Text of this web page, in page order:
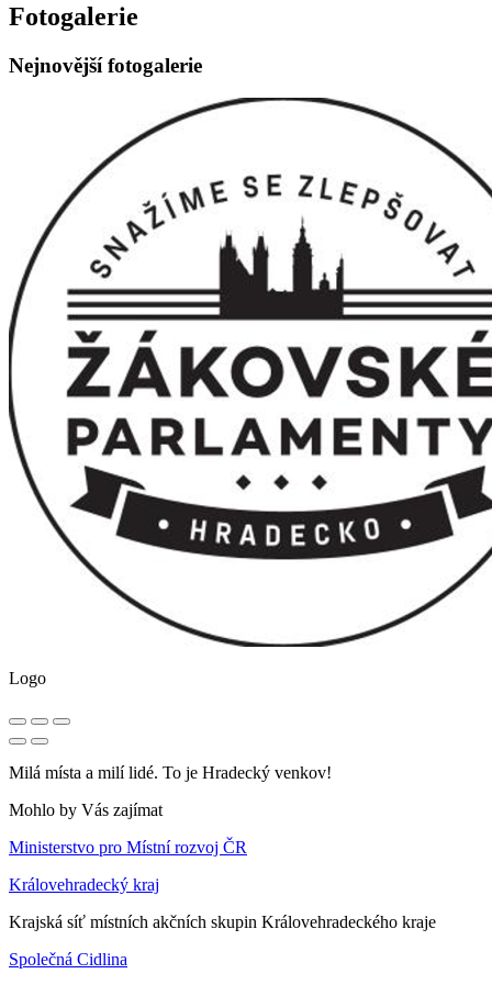
Fotogalerie
Nejnovější fotogalerie
Logo
Milá místa a milí lidé. To je Hradecký venkov!
Mohlo by Vás zajímat
Ministerstvo pro Místní rozvoj ČR
Královehradecký kraj
Krajská síť místních akčních skupin Královehradeckého kraje
Společná Cidlina